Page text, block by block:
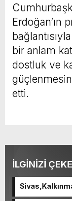
Erdoğan’ın
bir anlam
dostluk ve
etti.
İLGİNİZİ